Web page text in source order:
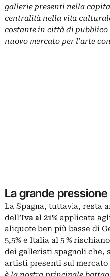
gallerie presenti nella
centralità nella vita
costante in città di
nuovo mercato per l’arte
La grande
La Spagna, tuttavia, resta
dell’Iva al 21% applicata
aliquote ben più basse di
5,5% e Italia al 5 %
dei galleristi spagnoli che,
artisti presenti sul mercato